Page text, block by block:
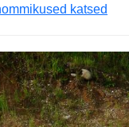
katsed